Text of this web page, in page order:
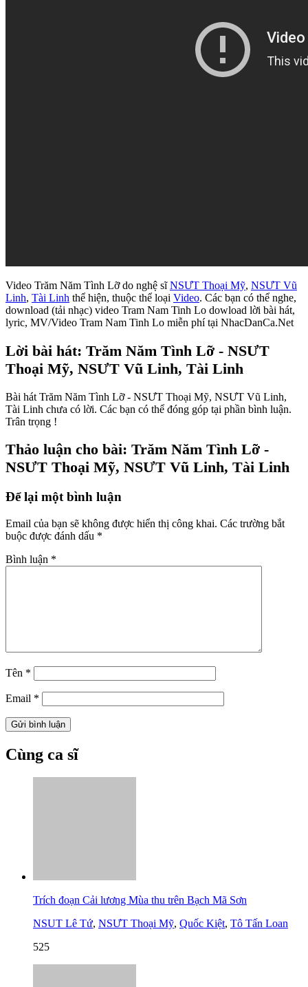
Video Trăm Năm Tình Lỡ do nghệ sĩNSƯT Thoại Mỹ, NSƯT Vũ
Linh, Tài Linh thể hiện, thuộc thể loại Video. Các bạn có thể nghe,
download (tải nhạc) video Tram Nam Tinh Lo dowload lời bài hát,
lyric, MV/Video Tram Nam Tinh Lo miễn phí tại NhacDanCa.Net
Lời bài hát: Trăm Năm Tình Lỡ - NSƯT
Thoại Mỹ, NSƯT Vũ Linh, Tài Linh
Bài hát Trăm Năm Tình Lỡ - NSƯT Thoại Mỹ, NSƯT Vũ Linh,
Tài Linh chưa có lời. Các bạn có thể đóng góp tại phần bình luận.
Trân trọng !
Thảo luận cho bài: Trăm Năm Tình Lỡ -
NSƯT Thoại Mỹ, NSƯT Vũ Linh, Tài Linh
Để lại một bình luận
Email của bạn sẽ không được hiển thị công khai. Các trường bắt
buộc được đánh dấu *
Bình luận *
Tên *
Email *
Cùng ca sĩ
Trích đoạn Cải lương Mùa thu trên Bạch Mã Sơn
NSUT Lê Tứ, NSƯT Thoại Mỹ, Quốc Kiệt, Tô Tấn Loan
525